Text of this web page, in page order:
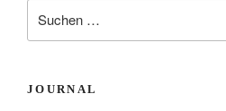
nach:
JOURNAL